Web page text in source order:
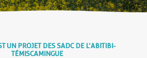
UN PROJET DES SADC DE L’ABITIBI-
TÉMISCAMINGUE